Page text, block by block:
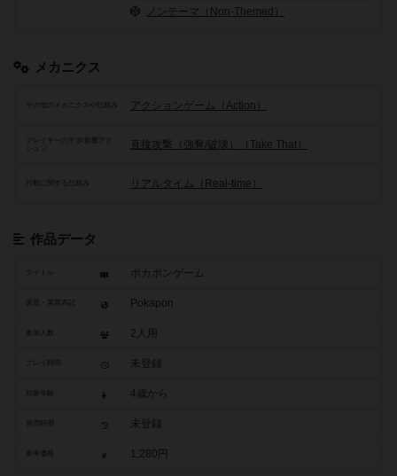
ノンテーマ（Non-Themed）
メカニクス
その他のメカニクスや仕組み アクションゲーム（Action）
プレイヤーの干渉/影響アク
直接攻撃（強奪/破壊）（Take That）
行動に関する仕組み リアルタイム（Real-time）
作品データ
タイトル ポカポンゲーム
Pokapon
参加人数 2人用
未登録
4歳から
未登録
参考価格 1,280円